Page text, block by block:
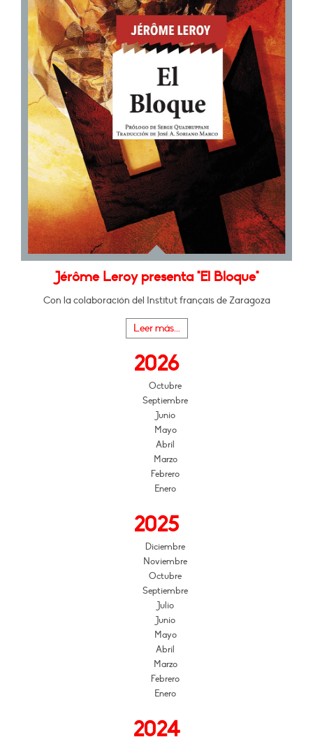
Jérôme Leroy presenta "El Bloque"
Con la colaboración del Institut français de Zaragoza
Leer más...
2026
Octubre
Septiembre
Junio
Mayo
Abril
Marzo
Febrero
Enero
2025
Diciembre
Noviembre
Octubre
Septiembre
Julio
Junio
Mayo
Abril
Marzo
Febrero
Enero
2024